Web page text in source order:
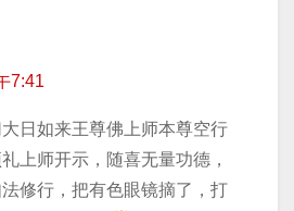
7:41
日如来王尊佛上师本尊空行
上师开示，随喜无量功德，
修行，把有色眼镜摘了，打